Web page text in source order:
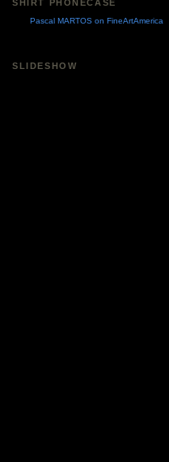
SHIRT PHONECASE
Pascal MARTOS on FineArtAmerica
SLIDESHOW